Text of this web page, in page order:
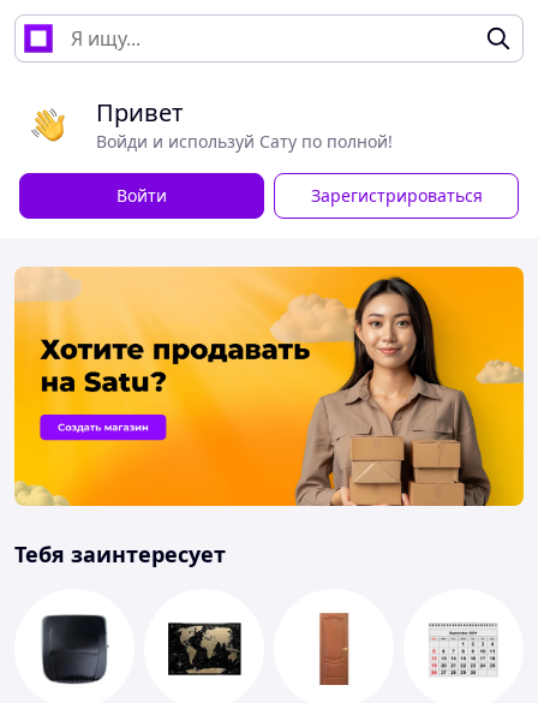
Привет
Войди и используй Сату по полной!
Войти Зарегистрироваться
Тебя заинтересует